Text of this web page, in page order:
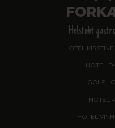
Helstøbt
HOTEL KIRSTINE
HOTEL
GOLF
HOTEL
HOTEL